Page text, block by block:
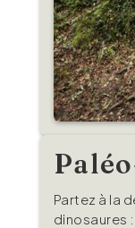
Partez à la
dinosaures